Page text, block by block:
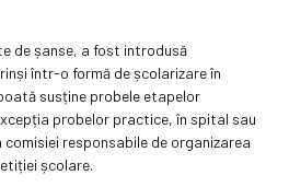
de șanse, a fost introdusă
într-o formă de școlarizare în
susține probele etapelor
probelor practice, în spital sau
responsabile de organizarea
școlare.